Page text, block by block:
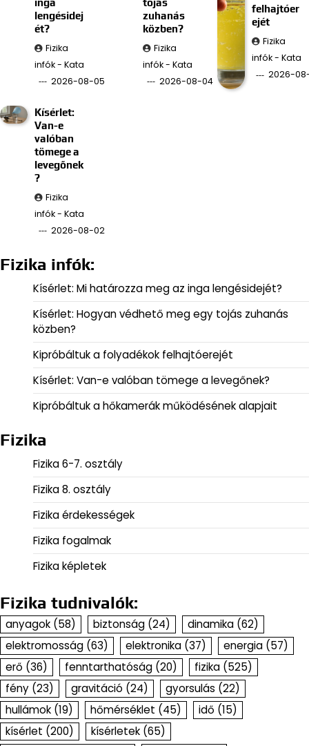
lengésidej
ét?
Fizika
infók - Kata
2026-08-05
zuhanás
közben?
Fizika
infók - Kata
2026-08-04
felhajtóer
ejét
Fizika
infók - Kata
2026-
Kísérlet:
Van-e
valóban
tömege a
levegőnek
?
Fizika
infók - Kata
2026-08-02
Fizika infók:
Kísérlet: Mi határozza meg az inga lengésidejét?
Kísérlet: Hogyan védhető meg egy tojás zuhanás
közben?
Kipróbáltuk a folyadékok felhajtóerejét
Kísérlet: Van-e valóban tömege a levegőnek?
Kipróbáltuk a hőkamerák működésének alapjait
Fizika
Fizika 6-7. osztály
Fizika 8. osztály
Fizika érdekességek
Fizika fogalmak
Fizika képletek
Fizika tudnivalók:
anyagok (58) biztonság (24) dinamika (62)
elektromosság (63) elektronika (37) energia (57)
erő (36) fenntarthatóság (20) fizika (525)
fény (23) gravitáció (24) gyorsulás (22)
hullámok (19) hőmérséklet (45) idő (15)
kísérlet (200) kísérletek (65)